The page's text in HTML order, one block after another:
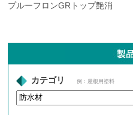
プルーフロンGRトップ艶消
カテゴリ 例：屋根用塗料